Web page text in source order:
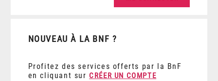
NOUVEAU À LA BNF ?
Profitez des services offerts par la BnF
en cliquant sur CRÉER UN COMPTE